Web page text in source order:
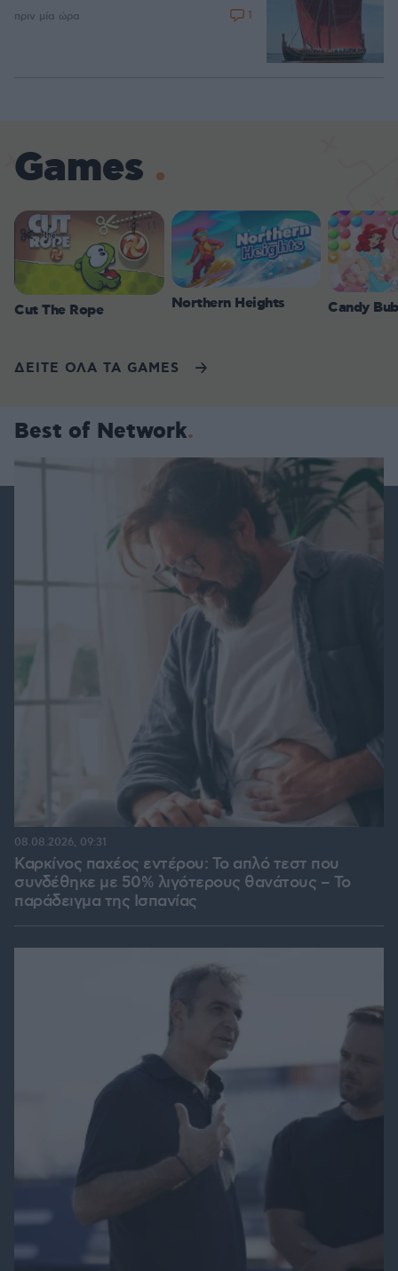
πριν μία ώρα 1
Games
Cut The Rope Northern Heights Candy
ΔΕΙΤΕ ΟΛΑ ΤΑ GAMES
Best of Network
Καρκίνος παχέος εντέρου: Το απλό τεστ που
συνδέθηκε με 50% λιγότερους θανάτους – Το
παράδειγμα της Ισπανίας
08.08.2026, 09:31